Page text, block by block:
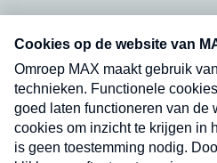
Neem hier een gratis
nieuwsbrief. Elke vrijdag-
uw mailbox.